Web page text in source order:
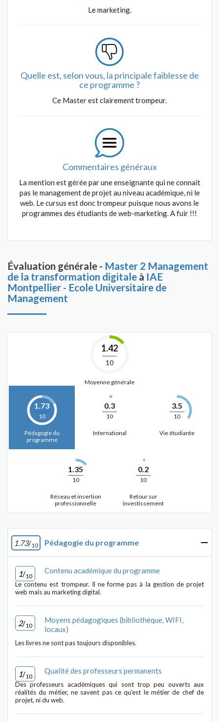
Le marketing.
Quelle est, selon vous, la principale faiblesse de
ce programme ?
Ce Master est clairement trompeur.
Commentaires généraux
La mention est gérée par une enseignante qui ne connait
pas le management de projet au niveau académique, ni le
web. Le cursus est donc trompeur puisque nous avons le
programmes des étudiants de web-marketing. A fuir !!!
Évaluation générale - Master 2 Management
de la transformation digitale à IAE
Montpellier - Ecole Universitaire de
Management
1.42
10
Moyenne générale
1.73
10
Pédagogie du
programme
0.3
10
International
3.5
10
Vie étudiante
1.35
10
Réseau et insertion
professionnelle
0.2
10
Retour sur
investissement
1.73/10 Pédagogie du programme
1/10
Contenu académique du programme
Le contenu est trompeur. Il ne forme pas à la gestion de projet
web mais au marketing digital.
2/10
Moyens pédagogiques (bibliothèque, WIFI,
locaux)
Les livres ne sont pas toujours disponibles.
1/10
Qualité des professeurs permanents
Des professeurs académiques qui sont trop peu ouverts aux
réalités du métier, ne savent pas ce qu'est le métier de chef de
projet, ni du web.